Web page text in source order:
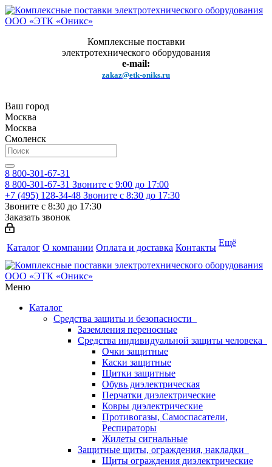
Комплексные поставки
электротехнического оборудования
e-mail:
zakaz@etk-oniks.ru
Ваш город
Москва
Москва
Смоленск
8 800-301-67-31
8 800-301-67-31 Звоните с 9:00 до 17:00
+7 (495) 128-34-48 Звоните с 8:30 до 17:30
Звоните с 8:30 до 17:30
Заказать звонок
Каталог О компании Оплата и доставка Контакты Ещё
Меню
Каталог
Средства защиты и безопасности
Заземления переносные
Средства индивидуальной защиты человека
Очки защитные
Каски защитные
Щитки защитные
Обувь диэлектрическая
Перчатки диэлектрические
Ковры диэлектрические
Противогазы, Самоспасатели,
Респираторы
Жилеты сигнальные
Защитные щиты, ограждения, накладки
Щиты ограждения диэлектрические